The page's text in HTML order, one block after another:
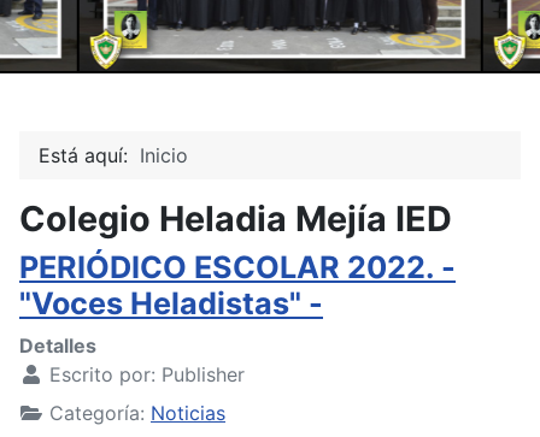
Está aquí: Inicio
Colegio Heladia Mejía IED
PERIÓDICO ESCOLAR 2022. -
"Voces Heladistas" -
Detalles
Escrito por: Publisher
Categoría: Noticias